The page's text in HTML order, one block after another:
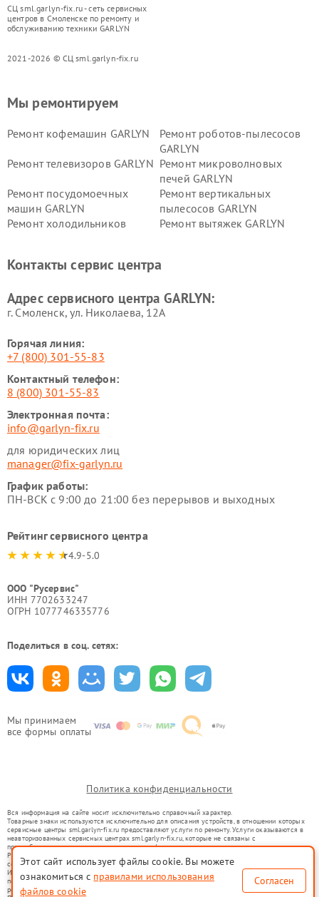
СЦ sml.garlyn-fix.ru - сеть сервисных
центров в Смоленске по ремонту и
обслуживанию техники GARLYN
2021-2026 © СЦ sml.garlyn-fix.ru
Мы принимаем
все формы оплаты
Мы ремонтируем
Ремонт кофемашин GARLYN
Ремонт роботов-пылесосов
GARLYN
Ремонт телевизоров GARLYN Ремонт микроволновых
печей GARLYN
Ремонт посудомоечных
машин GARLYN
Ремонт вертикальных
пылесосов GARLYN
Ремонт холодильников
Ремонт вытяжек GARLYN
стеклоочистителей GARLYN
GARLYN
GARLYN
Контакты сервис центра
Адрес сервисного центра GARLYN:
г. Смоленск, ул. Николаева, 12А
Горячая линия:
+7 (800) 301-55-83
Контактный телефон:
8 (800) 301-55-83
Электронная почта:
info@garlyn-fix.ru
для юридических лиц
manager@fix-garlyn.ru
График работы:
ПН-ВСК с 9:00 до 21:00 без перерывов и выходных
Рейтинг сервисного центра
4.9-5.0
ООО "Русервис"
ИНН 7702633247
ОГРН 1077746335776
Поделиться в соц. сетях:
Политика конфиденциальности
Вся информация на сайте носит исключительно справочный характер.
Товарные знаки используются исключительно для описания устройств, в отношении которых
сервисные центры sml.garlyn-fix.ru предоставляют услуги по ремонту. Услуги оказываются в
неавторизованных сервисных центрах sml.garlyn-fix.ru, которые не связаны с
правообладателями товарных знаков или их официальными представителями.
Ремонт осуществляется для устройств, уже введенных в гражданский оборот в соответствии
со статьей 1487 ГК РФ.
Использование товарных знаков не преследует цели индивидуализации услуг или введения
потребителей в заблуждение, а служит для информирования о предоставляемых услугах по
ремонту техники указанных брендов.
Этот сайт использует файлы cookie. Вы можете
ознакомиться с правилами использования
файлов cookie
Согласен